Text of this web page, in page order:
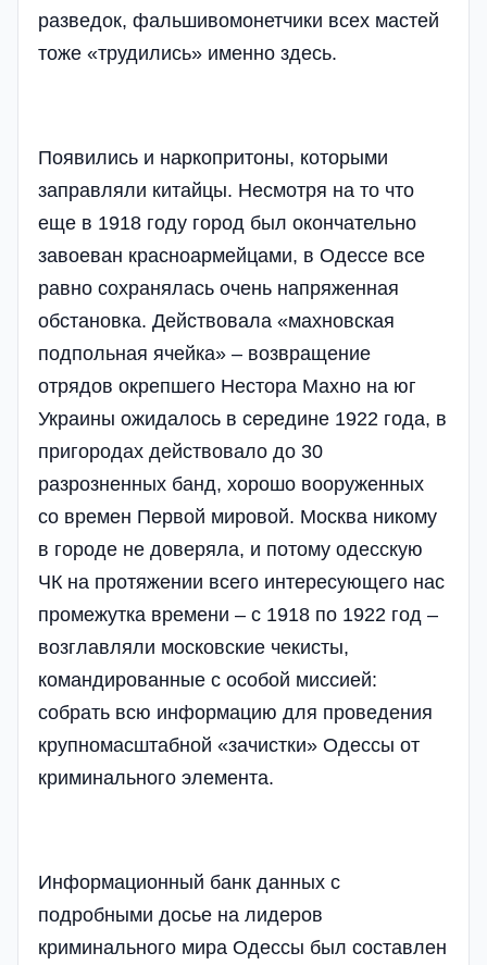
разведок, фальшивомонетчики всех мастей
тоже «трудились» именно здесь.
Появились и наркопритоны, которыми
заправляли китайцы. Несмотря на то что
еще в 1918 году город был окончательно
завоеван красноармейцами, в Одессе все
равно сохранялась очень напряженная
обстановка. Действовала «махновская
подпольная ячейка» – возвращение
отрядов окрепшего Нестора Махно на юг
Украины ожидалось в середине 1922 года, в
пригородах действовало до 30
разрозненных банд, хорошо вооруженных
со времен Первой мировой. Москва никому
в городе не доверяла, и потому одесскую
ЧК на протяжении всего интересующего нас
промежутка времени – с 1918 по 1922 год –
возглавляли московские чекисты,
командированные с особой миссией:
собрать всю информацию для проведения
крупномасштабной «зачистки» Одессы от
криминального элемента.
Информационный банк данных с
подробными досье на лидеров
криминального мира Одессы был составлен